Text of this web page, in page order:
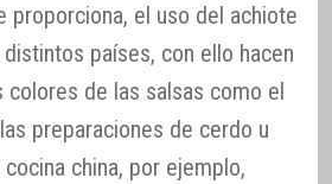
proporciona, el uso del achiote
países, con ello hacen
colores de las salsas como el
preparaciones de cerdo u
china, por ejemplo,